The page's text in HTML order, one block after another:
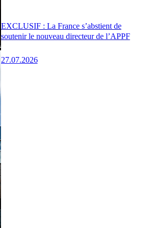
EXCLUSIF : La France s’abstient de
soutenir le nouveau directeur de l’APPF
27.07.2026